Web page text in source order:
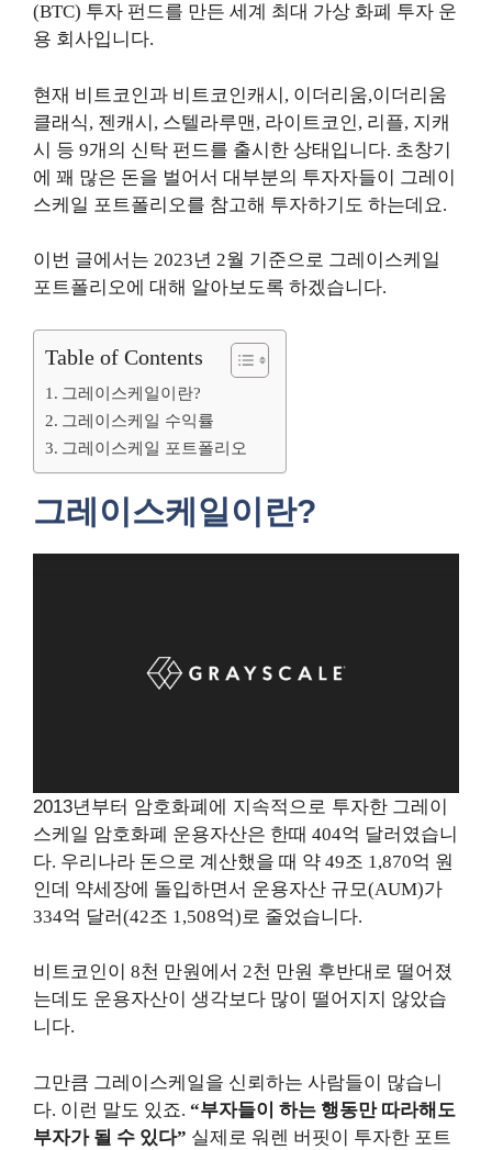
(BTC) 투자 펀드를 만든 세계 최대 가상 화폐 투자 운
용 회사입니다.
현재 비트코인과 비트코인캐시, 이더리움,이더리움
클래식, 젠캐시, 스텔라루맨, 라이트코인, 리플, 지캐
시 등 9개의 신탁 펀드를 출시한 상태입니다. 초창기
에 꽤 많은 돈을 벌어서 대부분의 투자자들이 그레이
스케일 포트폴리오를 참고해 투자하기도 하는데요.
이번 글에서는 2023년 2월 기준으로 그레이스케일
포트폴리오에 대해 알아보도록 하겠습니다.
Table of Contents
그레이스케일이란?
그레이스케일 수익률
그레이스케일 포트폴리오
그레이스케일이란?
2013년부터 암호화폐에 지속적으로 투자한 그레이
스케일 암호화폐 운용자산은 한때 404억 달러였습니
다. 우리나라 돈으로 계산했을 때 약 49조 1,870억 원
인데 약세장에 돌입하면서 운용자산 규모(AUM)가
334억 달러(42조 1,508억)로 줄었습니다.
비트코인이 8천 만원에서 2천 만원 후반대로 떨어졌
는데도 운용자산이 생각보다 많이 떨어지지 않았습
니다.
그만큼 그레이스케일을 신뢰하는 사람들이 많습니
다. 이런 말도 있죠. “부자들이 하는 행동만 따라해도
부자가 될 수 있다” 실제로 워렌 버핏이 투자한 포트